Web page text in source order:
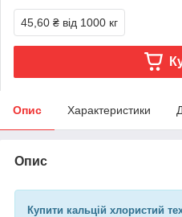
45,60 ₴ від 1000 кг
Опис Характеристики
Опис
Купити кальцій хлористий